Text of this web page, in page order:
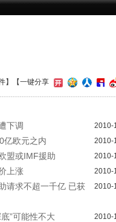
】 【一键分享
下调
2010-
亿欧元之内 2010-
盟或IMF援助 2010-
上涨 2010-
请求不超一千亿 已获
2010-
”可能性不大 2010-